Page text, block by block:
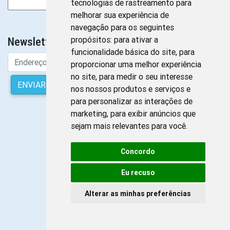
tecnologias de rastreamento para
melhorar sua experiência de
navegação para os seguintes
propósitos: para ativar a
funcionalidade básica do site, para
proporcionar uma melhor experiência
no site, para medir o seu interesse
nos nossos produtos e serviços e
para personalizar as interações de
marketing, para exibir anúncios que
sejam mais relevantes para você.
Concordo
Eu recuso
Alterar as minhas preferências
por:
Sem Banners para exibir
Newsletter da Enfermagem
ENVIAR